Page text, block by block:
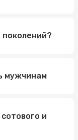
поколений?
мужчинам
и